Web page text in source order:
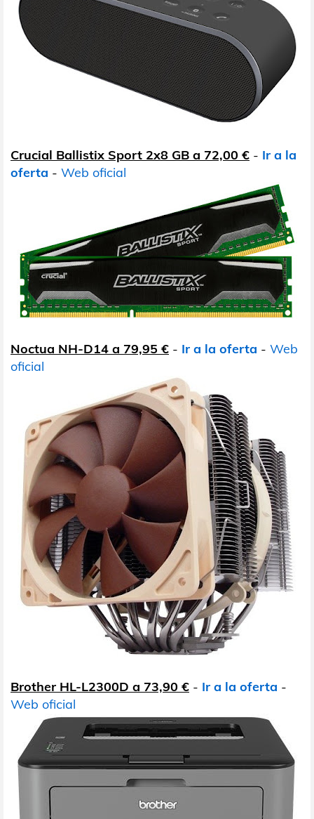
Crucial Ballistix Sport 2x8 GB a 72,00 € - Ir a la
oferta - Web oficial
Noctua NH-D14 a 79,95 € - Ir a la oferta - Web
oficial
Brother HL-L2300D a 73,90 € - Ir a la oferta -
Web oficial